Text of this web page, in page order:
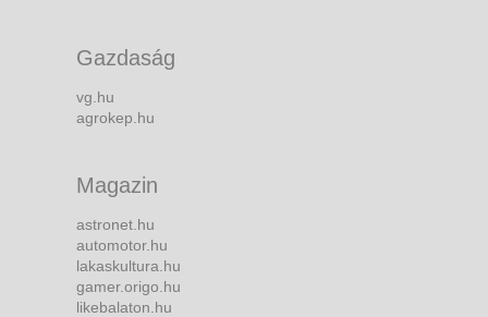
Gazdaság
vg.hu
agrokep.hu
Magazin
astronet.hu
automotor.hu
lakaskultura.hu
gamer.origo.hu
likebalaton.hu